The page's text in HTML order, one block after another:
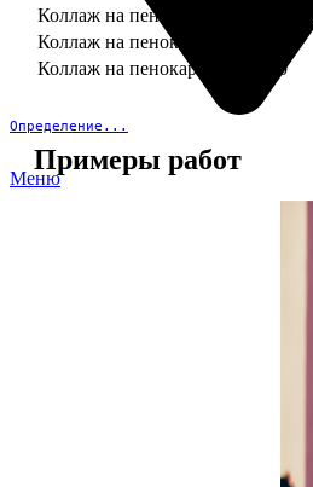
Определение...
Меню
Коллаж на пенокартоне 30х30
Коллаж на пенокартоне 30х60
Коллаж на пенокартоне 30х90
Примеры работ